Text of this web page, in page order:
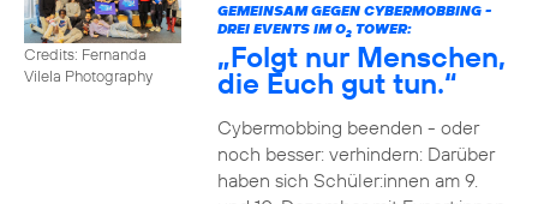
Credits: Fernanda
Vilela Photography
GEMEINSAM GEGEN CYBERMOBBING -
DREI EVENTS IM O2TOWER:
„Folgt nur Menschen,
die Euch gut tun.“
Cybermobbing beenden - oder
noch besser: verhindern: Darüber
haben sich Schüler:innen am 9.